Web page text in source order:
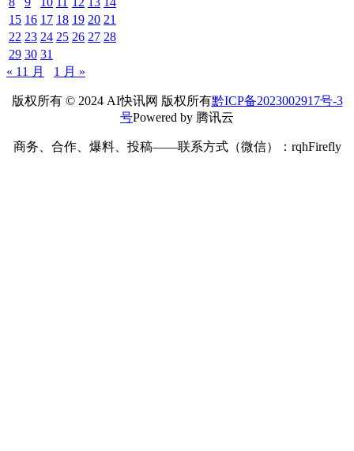
15 16 17 18 19 20 21
22 23 24 25 26 27 28
29 30 31
« 11 月
1 月 »
版权所有 © 2024 AI快讯网 版权所有黔ICP备2023002917号-3
号Powered by 腾讯云
商务、合作、爆料、投稿——联系方式（微信）：rqhFirefly